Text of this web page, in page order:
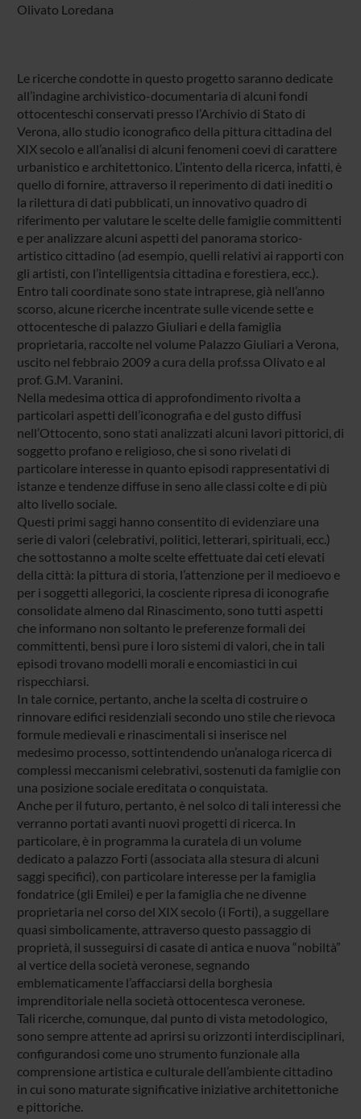
Olivato Loredana
Le ricerche condotte in questo progetto saranno dedicate
all’indagine archivistico-documentaria di alcuni fondi
ottocenteschi conservati presso l’Archivio di Stato di
Verona, allo studio iconografico della pittura cittadina del
XIX secolo e all’analisi di alcuni fenomeni coevi di carattere
urbanistico e architettonico. L’intento della ricerca, infatti, è
quello di fornire, attraverso il reperimento di dati inediti o
la rilettura di dati pubblicati, un innovativo quadro di
riferimento per valutare le scelte delle famiglie committenti
e per analizzare alcuni aspetti del panorama storico-
artistico cittadino (ad esempio, quelli relativi ai rapporti con
gli artisti, con l’intelligentsia cittadina e forestiera, ecc.).
Entro tali coordinate sono state intraprese, già nell’anno
scorso, alcune ricerche incentrate sulle vicende sette e
ottocentesche di palazzo Giuliari e della famiglia
proprietaria, raccolte nel volume Palazzo Giuliari a Verona,
uscito nel febbraio 2009 a cura della prof.ssa Olivato e al
prof. G.M. Varanini.
Nella medesima ottica di approfondimento rivolta a
particolari aspetti dell’iconografia e del gusto diffusi
nell’Ottocento, sono stati analizzati alcuni lavori pittorici, di
soggetto profano e religioso, che si sono rivelati di
particolare interesse in quanto episodi rappresentativi di
istanze e tendenze diffuse in seno alle classi colte e di più
alto livello sociale.
Questi primi saggi hanno consentito di evidenziare una
serie di valori (celebrativi, politici, letterari, spirituali, ecc.)
che sottostanno a molte scelte effettuate dai ceti elevati
della città: la pittura di storia, l’attenzione per il medioevo e
per i soggetti allegorici, la cosciente ripresa di iconografie
consolidate almeno dal Rinascimento, sono tutti aspetti
che informano non soltanto le preferenze formali dei
committenti, bensì pure i loro sistemi di valori, che in tali
episodi trovano modelli morali e encomiastici in cui
rispecchiarsi.
In tale cornice, pertanto, anche la scelta di costruire o
rinnovare edifici residenziali secondo uno stile che rievoca
formule medievali e rinascimentali si inserisce nel
medesimo processo, sottintendendo un’analoga ricerca di
complessi meccanismi celebrativi, sostenuti da famiglie con
una posizione sociale ereditata o conquistata.
Anche per il futuro, pertanto, è nel solco di tali interessi che
verranno portati avanti nuovi progetti di ricerca. In
particolare, è in programma la curatela di un volume
dedicato a palazzo Forti (associata alla stesura di alcuni
saggi specifici), con particolare interesse per la famiglia
fondatrice (gli Emilei) e per la famiglia che ne divenne
proprietaria nel corso del XIX secolo (i Forti), a suggellare
quasi simbolicamente, attraverso questo passaggio di
proprietà, il susseguirsi di casate di antica e nuova “nobiltà”
al vertice della società veronese, segnando
emblematicamente l’affacciarsi della borghesia
imprenditoriale nella società ottocentesca veronese.
Tali ricerche, comunque, dal punto di vista metodologico,
sono sempre attente ad aprirsi su orizzonti interdisciplinari,
configurandosi come uno strumento funzionale alla
comprensione artistica e culturale dell’ambiente cittadino
in cui sono maturate significative iniziative architettoniche
e pittoriche.